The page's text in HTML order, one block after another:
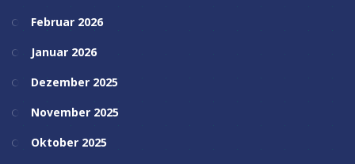
Februar 2026
Januar 2026
Dezember 2025
November 2025
Oktober 2025